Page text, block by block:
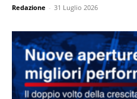
Redazione - 31 Luglio 2026